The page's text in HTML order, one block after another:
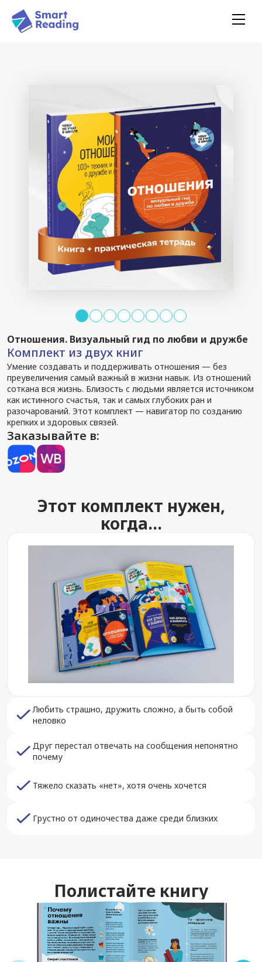
Отношения. Визуальный гид по любви и дружбе
Комплект из двух книг
Умение создавать и поддерживать отношения — без
преувеличения самый важный в жизни навык. Из отношений
соткана вся жизнь. Близость с людьми является источником
как истинного счастья, так и самых глубоких ран и
разочарований. Этот комплект — навигатор по созданию
крепких и здоровых связей.
Заказывайте в:
Этот комплект нужен,
когда...
Любить страшно, дружить сложно, а быть собой
неловко
Друг перестал отвечать на сообщения непонятно
почему
Тяжело сказать «нет», хотя очень хочется
Грустно от одиночества даже среди близких
Полистайте книгу